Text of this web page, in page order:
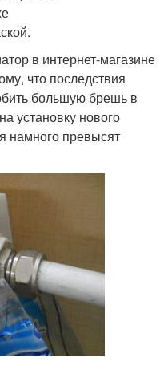
в интернет-магазине
что последствия
большую брешь в
установку нового
намного превысят